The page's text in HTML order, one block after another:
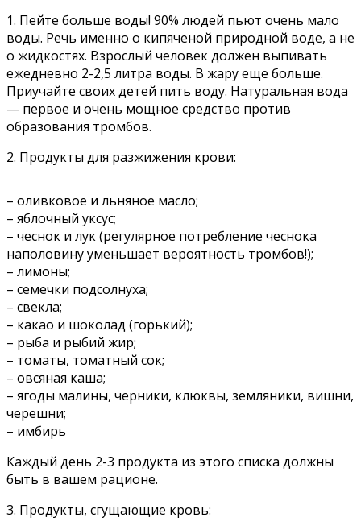
1. Пейте больше воды! 90% людей пьют очень мало
воды. Речь именно о кипяченой природной воде, а не
о жидкостях. Взрослый человек должен выпивать
ежедневно 2-2,5 литра воды. В жару еще больше.
Приучайте своих детей пить воду. Натуральная вода
— первое и очень мощное средство против
образования тромбов.
2. Продукты для разжижения крови:
– оливковое и льняное масло;
– яблочный уксус;
– чеснок и лук (регулярное потребление чеснока
наполовину уменьшает вероятность тромбов!);
– лимоны;
– семечки подсолнуха;
– свекла;
– какао и шоколад (горький);
– рыба и рыбий жир;
– томаты, томатный сок;
– овсяная каша;
– ягоды малины, черники, клюквы, земляники, вишни,
черешни;
– имбирь
Каждый день 2-3 продукта из этого списка должны
быть в вашем рационе.
3. Продукты, сгущающие кровь: